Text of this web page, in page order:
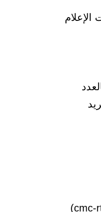
بالعدد